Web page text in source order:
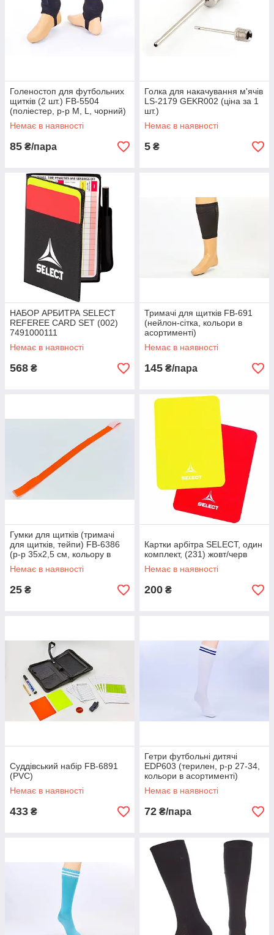
Голеностоп для футбольних
щитків (2 шт.) FB-5504
(поліестер, р-р M, L, чорний)
Немає в наявності
85 ₴/пара
Голка для накачування м'ячів
LS-2179 GEKR002 (ціна за 1
шт.)
Немає в наявності
5 ₴
НАБОР АРБИТРА SELECT
REFEREE CARD SET (002)
7491000111
Немає в наявності
568 ₴
Тримачі для щитків FB-691
(нейлон-сітка, кольори в
асортименті)
Немає в наявності
145 ₴/пара
Гумки для щитків (тримачі
для щитків, тейпи) FB-6386
(р-р 35х2,5 см, кольору в
асортименті, ціна за 1 шт.)
Немає в наявності
25 ₴
Картки арбітра SELECT, один
комплект, (231) жовт/черв
Немає в наявності
200 ₴
Суддівський набір FB-6891
(PVC)
Немає в наявності
433 ₴
Гетри футбольні дитячі
EDP603 (терилен, р-р 27-34,
кольори в асортименті)
Немає в наявності
72 ₴/пара